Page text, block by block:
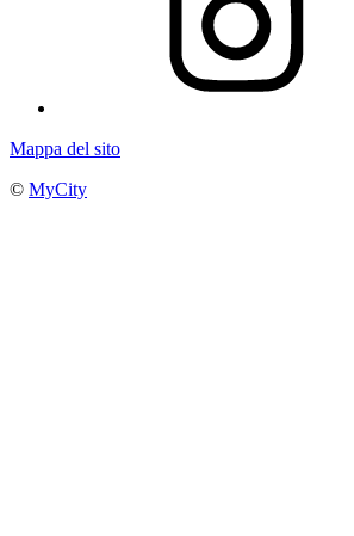
Mappa del sito
© MyCity